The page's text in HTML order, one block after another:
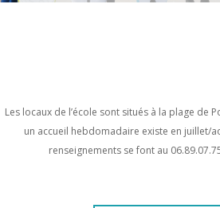
Les locaux de l’école sont situés à la plage de
un accueil hebdomadaire existe en juillet/
renseignements se font au